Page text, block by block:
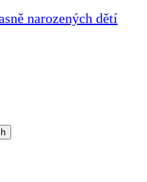
narozených dětí